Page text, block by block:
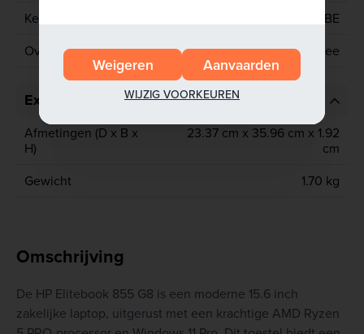
Keyboard
BE
Overstickerd toetsenbord
Nee
Extra informatie
Afmetingen (D x B x
H)
23.37 cm x 35.96 cm x 1.92
cm
Gewicht
1.70 kg
Omschrijving
De HP Elitebook 855 G8 is een moderne 15.6 inch
zakelijke laptop, uitgerust met een krachtige AMD Ryzen
Weigeren Aanvaarden
WIJZIG VOORKEUREN